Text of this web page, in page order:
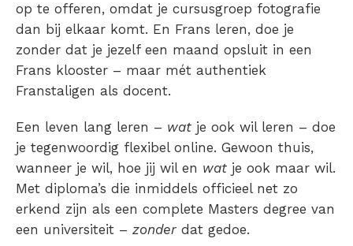
op te offeren, omdat je cursusgroep fotografie
dan bij elkaar komt. En Frans leren, doe je
zonder dat je jezelf een maand opsluit in een
Frans klooster – maar mét authentiek
Franstaligen als docent.
Een leven lang leren – wat je ook wil leren – doe
je tegenwoordig flexibel online. Gewoon thuis,
wanneer je wil, hoe jij wil en wat je ook maar wil.
Met diploma’s die inmiddels officieel net zo
erkend zijn als een complete Masters degree van
een universiteit – zonder dat gedoe.